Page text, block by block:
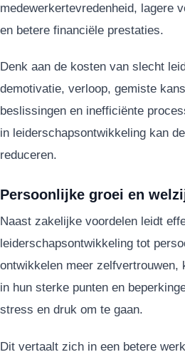
medewerkertevredenheid, lagere
en betere financiële prestaties.
Denk aan de kosten van slecht
demotivatie, verloop, gemiste
beslissingen en inefficiënte
in leiderschapsontwikkeling kan
reduceren.
Persoonlijke groei en
Naast zakelijke voordelen leidt
leiderschapsontwikkeling tot
ontwikkelen meer zelfvertrouwen,
in hun sterke punten en
stress en druk om te gaan.
Dit vertaalt zich in een betere